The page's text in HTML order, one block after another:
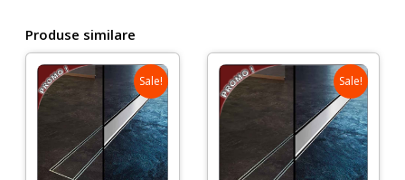
Produse similare
Sale! Sale!